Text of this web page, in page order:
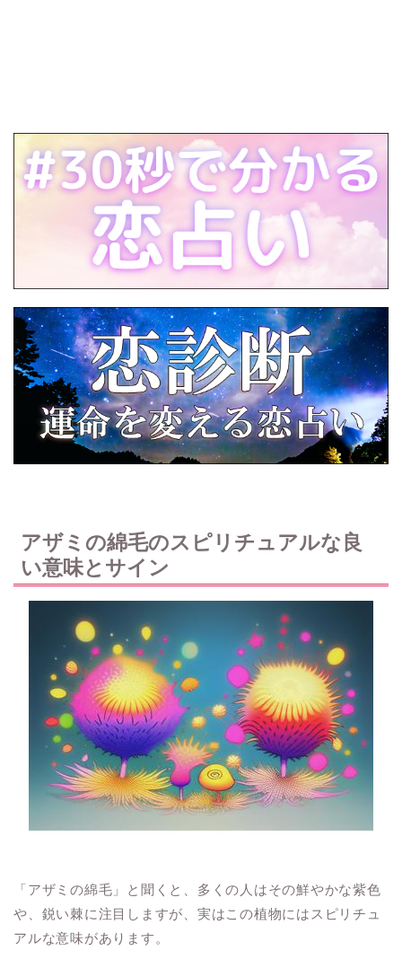
アザミの綿毛のスピリチュアルな良
い意味とサイン
「アザミの綿毛」と聞くと、多くの人はその鮮やかな紫色
や、鋭い棘に注目しますが、実はこの植物にはスピリチュ
アルな意味があります。